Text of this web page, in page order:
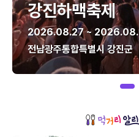
강진하맥축제
2026.08.27 ~
전남광주통합특별시 강진군